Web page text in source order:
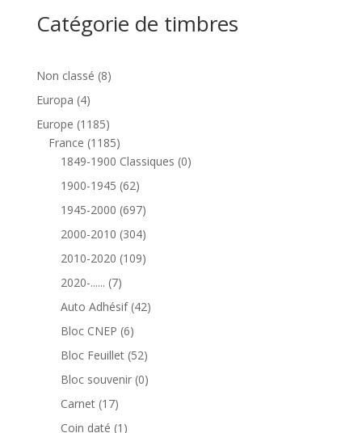
Catégorie de timbres
Non classé 88
Europa 44
produits
Europe 11851185
produits
France 11851185
produits
1849-1900 Classiques 00
1900-1945 6262
produits
1945-2000 697697
produits
2000-2010 304304
produits
2010-2020 109109
2020-...... 77
produits
Auto Adhésif 4242
Bloc CNEP 66
produits
Bloc Feuillet 5252
produits
Bloc souvenir 00
Carnet 1717
produits
Coin daté 1 1